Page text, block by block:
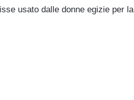
usato dalle donne egizie per la